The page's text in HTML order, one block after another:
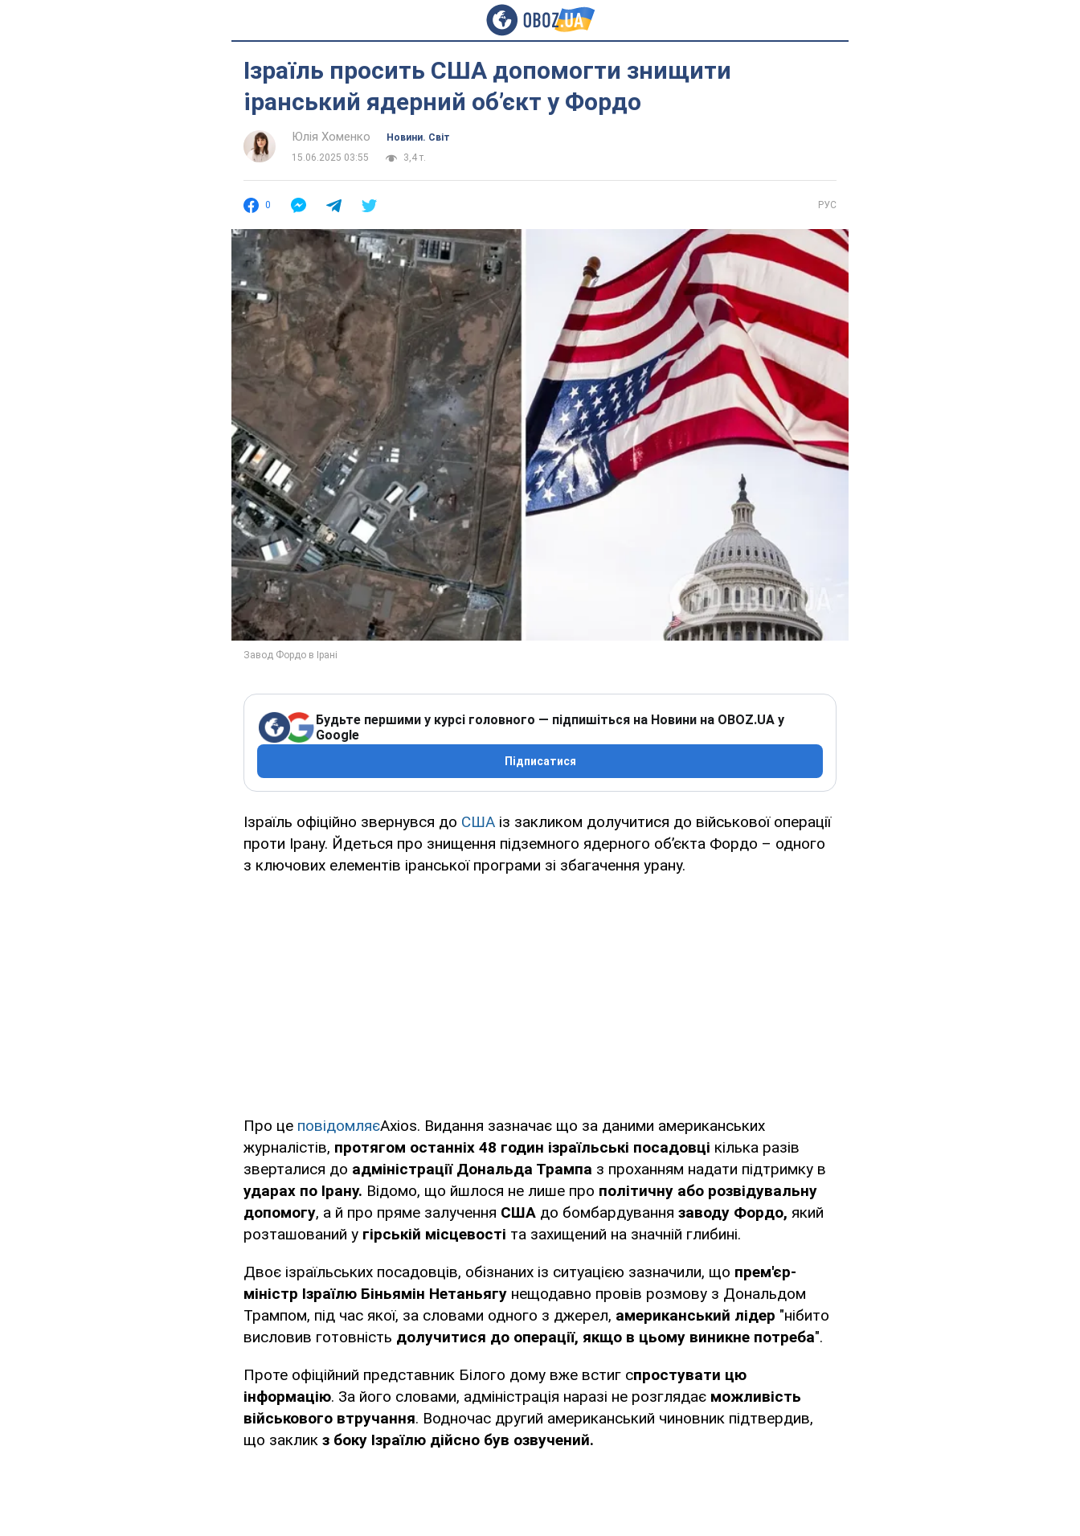
Ізраїль просить США допомогти знищити
іранський ядерний об’єкт у Фордо
Юлія Хоменко
Новини. Світ
15.06.2025 03:55
3,4 т.
0 РУС
Будьте першими у курсі головного — підпишіться на Новини на OBOZ.UA у
Google
Підписатися
Ізраїль офіційно звернувся до США із закликом долучитися до військової операції
проти Ірану. Йдеться про знищення підземного ядерного об’єкта Фордо – одного
з ключових елементів іранської програми зі збагачення урану.
Про це повідомляєAxios. Видання зазначає що за даними американських
журналістів, протягом останніх 48 годин ізраїльські посадовці кілька разів
зверталися до адміністрації Дональда Трампа з проханням надати підтримку в
ударах по Ірану. Відомо, що йшлося не лише про політичну або розвідувальну
допомогу, а й про пряме залучення США до бомбардування заводу Фордо, який
розташований у гірській місцевості та захищений на значній глибині.
Двоє ізраїльських посадовців, обізнаних із ситуацією зазначили, що прем'єр-
міністр Ізраїлю Біньямін Нетаньягу нещодавно провів розмову з Дональдом
Трампом, під час якої, за словами одного з джерел, американський лідер "нібито
висловив готовність долучитися до операції, якщо в цьому виникне потреба".
Проте офіційний представник Білого дому вже встиг спростувати цю
інформацію. За його словами, адміністрація наразі не розглядає можливість
військового втручання. Водночас другий американський чиновник підтвердив,
що заклик з боку Ізраїлю дійсно був озвучений.